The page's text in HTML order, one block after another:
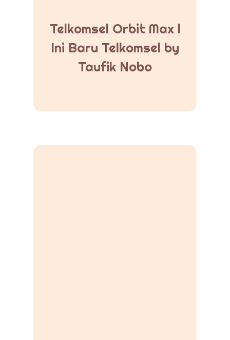
Telkomsel Orbit Max l
Ini Baru Telkomsel by
Taufik Nobo